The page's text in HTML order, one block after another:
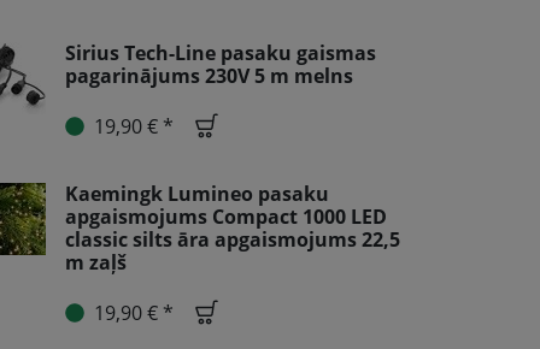
Sirius Tech-Line pasaku gaismas
pagarinājums 230V 5 m melns
19,90 € *
Kaemingk Lumineo pasaku
apgaismojums Compact 1000 LED
classic silts āra apgaismojums 22,5
m zaļš
19,90 € *